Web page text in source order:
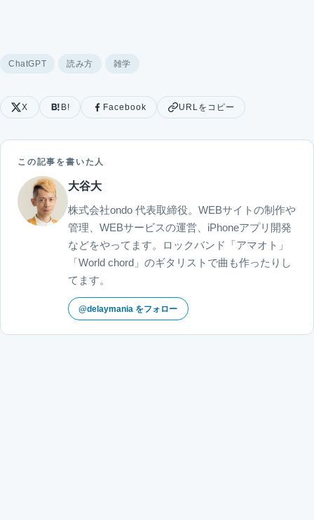
ChatGPT 読み方 雑学
X B! Facebook URLをコピー
この記事を書いた人
大谷大
株式会社ondo 代表取締役。WEBサイトの制作や
管理、WEBサービスの運営、iPhoneアプリ開発
などをやってます。ロックバンド「アマオト」
「World chord」のギタリストで曲も作ったりし
てます。
@delaymania をフォロー